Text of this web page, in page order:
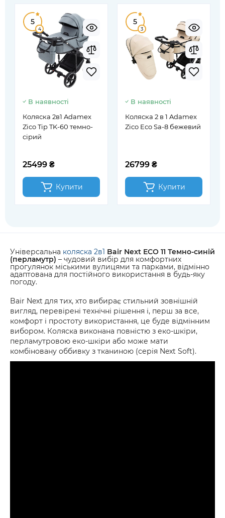
5
4
В наявності
Коляска 2в1 Adamex
Zico Tip TK-60 темно-
сірий
25499 ₴
Купити
5
3
В наявності
Коляска 2 в 1 Adamex
Zico Eco Sa-8 бежевий
26799 ₴
Купити
Універсальна коляска 2в1 Bair Next ECO 11 Темно-синій
(перламутр) – чудовий вибір для комфортних
прогулянок міськими вулицями та парками, відмінно
адаптована для постійного використання в будь-яку
погоду.
Bair Next для тих, хто вибирає стильний зовнішній
вигляд, перевірені технічні рішення і, перш за все,
комфорт і простоту використання, це буде відмінним
вибором. Коляска виконана повністю з еко-шкіри,
перламутровою еко-шкіри або може мати
комбіновану оббивку з тканиною (серія Next Soft).